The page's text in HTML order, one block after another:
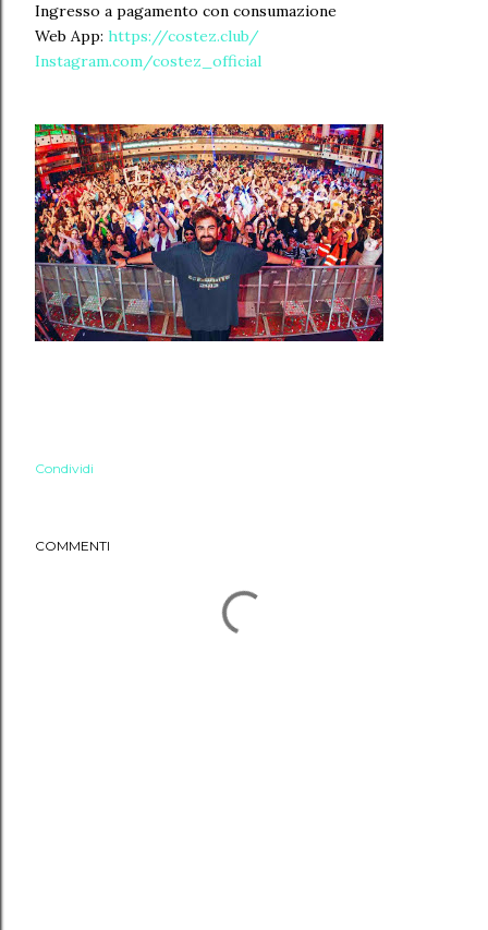
Ingresso a pagamento con consumazione
Web App: https://costez.club/
Instagram.com/costez_official
Condividi
COMMENTI